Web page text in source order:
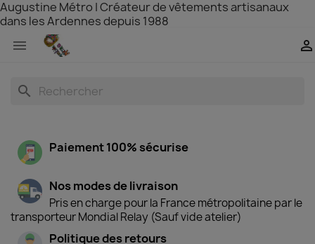
Augustine Métro | Créateur de vêtements artisanaux
dans les Ardennes depuis 1988
 
search
Paiement 100% sécurise
Nos modes de livraison
Pris en charge pour la France métropolitaine par le
transporteur Mondial Relay (Sauf vide atelier)
Politique des retours